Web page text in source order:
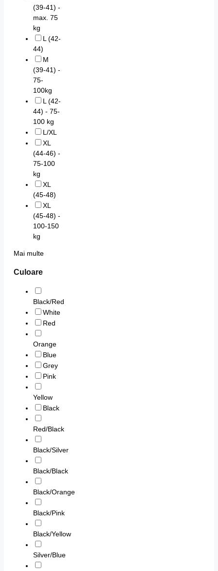
(39-41) -
max. 75
kg
L (42-
44)
M
(39-41) -
75-
100kg
L (42-
44) - 75-
100 kg
L/XL
XL
(44-46) -
75-100
kg
XL
(45-48)
XL
(45-48) -
100-150
kg
Mai multe
Culoare
Black/Red
White
Red
Orange
Blue
Grey
Pink
Yellow
Black
Red/Black
Black/Silver
Black/Black
Black/Orange
Black/Pink
Black/Yellow
Silver/Blue